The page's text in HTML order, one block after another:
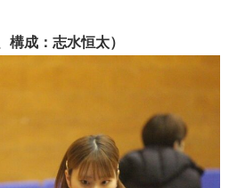
構成：志水恒太）